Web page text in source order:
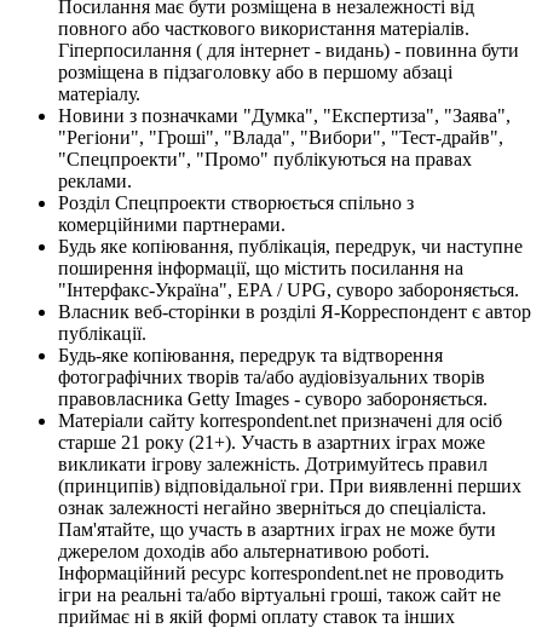
Посилання має бути розміщена в незалежності від
повного або часткового використання матеріалів.
Гіперпосилання ( для інтернет - видань) - повинна бути
розміщена в підзаголовку або в першому абзаці
матеріалу.
Новини з позначками "Думка", "Експертиза", "Заява",
"Регіони", "Гроші", "Влада", "Вибори", "Тест-драйв",
"Спецпроекти", "Промо" публікуються на правах
реклами.
Розділ Спецпроекти створюється спільно з
комерційними партнерами.
Будь яке копіювання, публікація, передрук, чи наступне
поширення інформації, що містить посилання на
"Інтерфакс-Україна", EPA / UPG, суворо забороняється.
Власник веб-сторінки в розділі Я-Корреспондент є автор
публікації.
Будь-яке копіювання, передрук та відтворення
фотографічних творів та/або аудіовізуальних творів
правовласника Getty Images - суворо забороняється.
Матеріали сайту korrespondent.net призначені для осіб
старше 21 року (21+). Участь в азартних іграх може
викликати ігрову залежність. Дотримуйтесь правил
(принципів) відповідальної гри. При виявленні перших
ознак залежності негайно зверніться до спеціаліста.
Пам'ятайте, що участь в азартних іграх не може бути
джерелом доходів або альтернативою роботі.
Інформаційний ресурс korrespondent.net не проводить
ігри на реальні та/або віртуальні гроші, також сайт не
приймає ні в якій формі оплату ставок та інших